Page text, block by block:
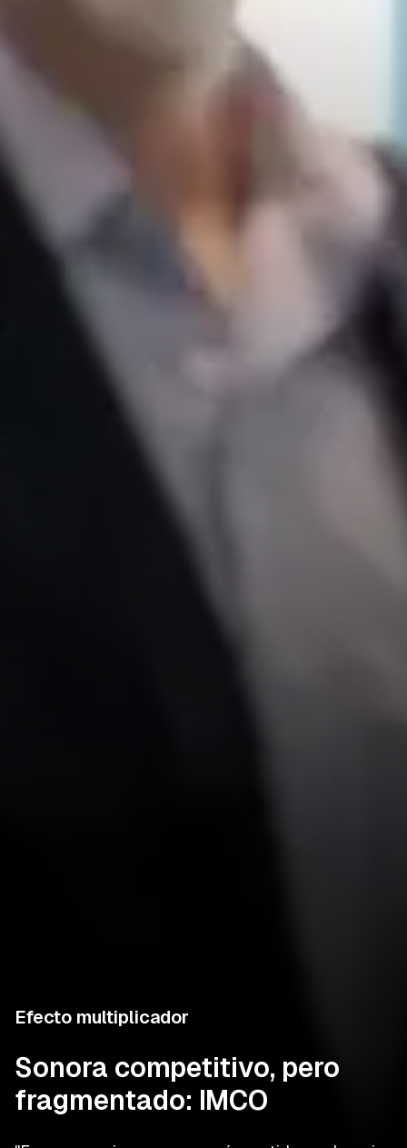
Efecto multiplicador
Sonora competitivo, pero
fragmentado: IMCO